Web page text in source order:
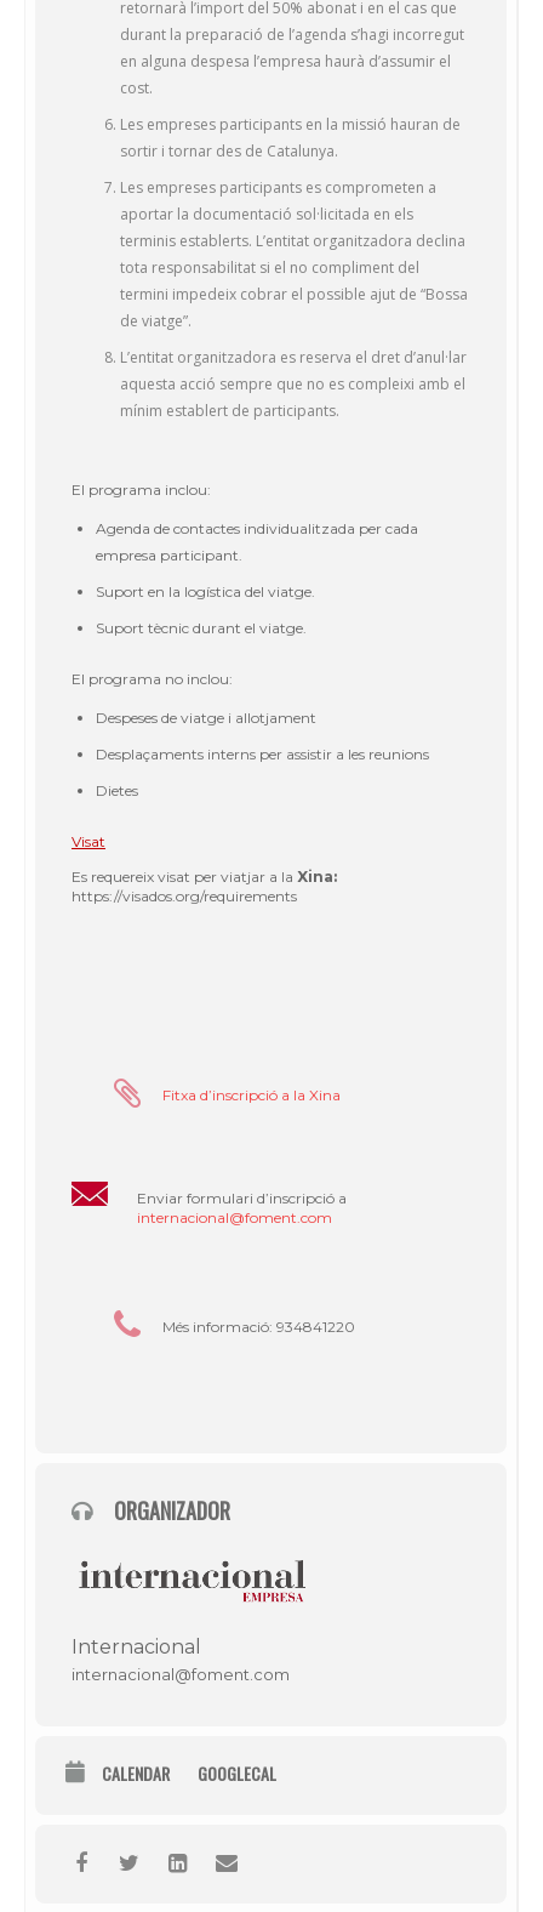
retornarà l’import del 50% abonat i en el cas que
durant la preparació de l’agenda s’hagi incorregut
en alguna despesa l’empresa haurà d’assumir el
cost.
Les empreses participants en la missió hauran de
sortir i tornar des de Catalunya.
Les empreses participants es comprometen a
aportar la documentació sol·licitada en els
terminis establerts. L’entitat organitzadora declina
tota responsabilitat si el no compliment del
termini impedeix cobrar el possible ajut de “Bossa
de viatge”.
L’entitat organitzadora es reserva el dret d’anul·lar
aquesta acció sempre que no es compleixi amb el
mínim establert de participants.
El programa inclou:
Agenda de contactes individualitzada per cada
empresa participant.
Suport en la logística del viatge.
Suport tècnic durant el viatge.
El programa no inclou:
Despeses de viatge i allotjament
Desplaçaments interns per assistir a les reunions
Dietes
Visat
Es requereix visat per viatjar a la Xina:
https://visados.org/requirements
Fitxa d’inscripció a la Xina
Enviar formulari d’inscripció a
internacional@foment.com
Més informació: 934841220
ORGANIZADOR
Internacional
internacional@foment.com
CALENDAR GOOGLECAL